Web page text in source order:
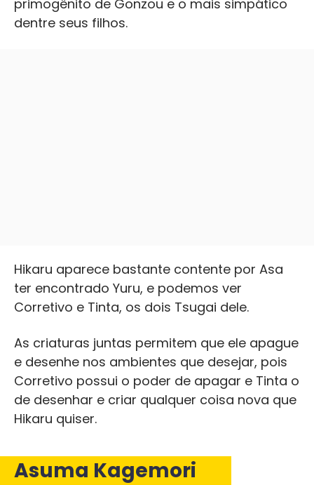
primogênito de Gonzou e o mais simpático
dentre seus filhos.
Hikaru aparece bastante contente por Asa
ter encontrado Yuru, e podemos ver
Corretivo e Tinta, os dois Tsugai dele.
As criaturas juntas permitem que ele apague
e desenhe nos ambientes que desejar, pois
Corretivo possui o poder de apagar e Tinta o
de desenhar e criar qualquer coisa nova que
Hikaru quiser.
Asuma Kagemori